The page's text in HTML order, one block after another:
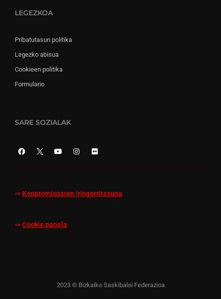
LEGEZKOA
Pribatutasun politika
Legezko abisua
Cookieen politika
Formulario
SARE SOZIALAK
⇒ Konpromisoaren irisgarritasuna
⇒ Cookie panela
2023 © Bizkaiko Saskibaloi Federazioa